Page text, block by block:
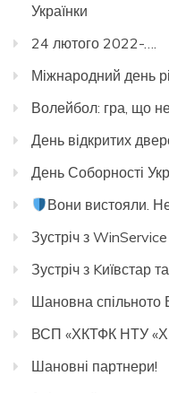
Українки
24 лютого 2022-….
Міжнародний день
Волейбол: гра, що
День відкритих
День Соборності
Вони вистояли.
Зустріч з WinService
Зустріч з Kиївстар
Шановна
ВСП «ХКТФК НТУ
Шановні партнери!